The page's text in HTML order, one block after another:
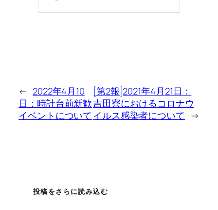
← 2022年4月10
日：時計台前新歓
イベントについて
[第2報]2021年4月21日：
吉田寮におけるコロナウ
イルス感染者について →
投稿をさらに読み込む